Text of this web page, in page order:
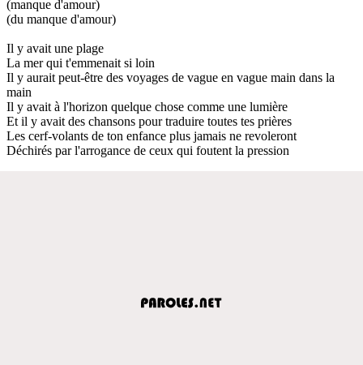
(manque d'amour)
(du manque d'amour)
Il y avait une plage
La mer qui t'emmenait si loin
Il y aurait peut-être des voyages de vague en vague main dans la
main
Il y avait à l'horizon quelque chose comme une lumière
Et il y avait des chansons pour traduire toutes tes prières
Les cerf-volants de ton enfance plus jamais ne revoleront
Déchirés par l'arrogance de ceux qui foutent la pression